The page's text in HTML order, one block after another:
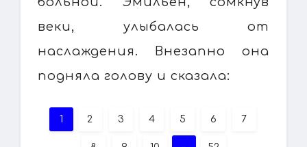
веки, улыбалась от
наслаждения. Внезапно она
подняла голову и сказала:
1 2 3 4 5 6 7